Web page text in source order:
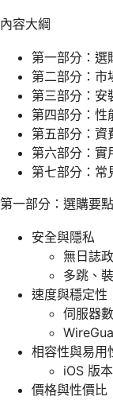
內容大綱
第一部分：選
第二部分：市
第三部分：安
第四部分：性
第五部分：資
第六部分：實
第七部分：常
第一部分：選購要
安全與隱私
無日誌
多跳、
速度與穩定性
伺服器
相容性與易用
iOS 版
價格與性價比